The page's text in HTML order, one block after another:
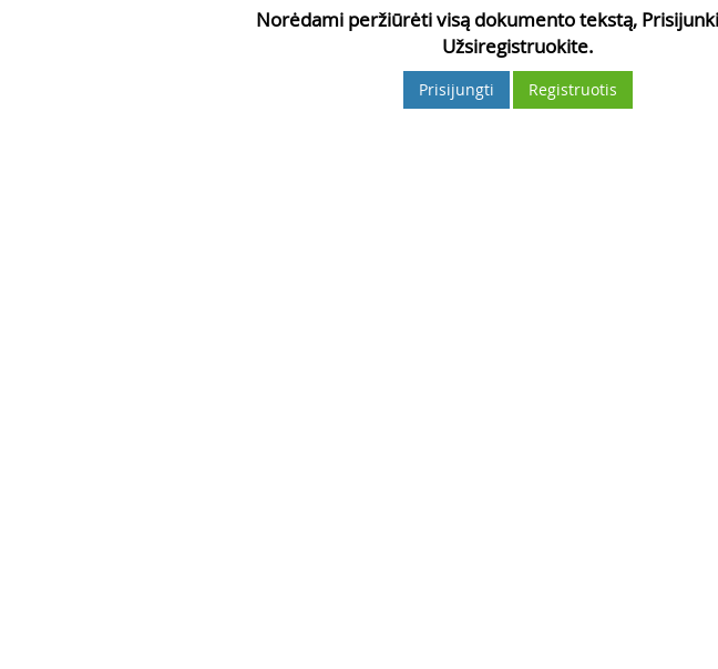
Norėdami peržiūrėti visą dokumento tekstą,
Užsiregistruokite.
Prisijungti Registruotis